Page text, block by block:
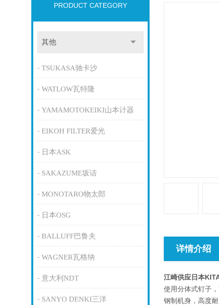
PRODUCT CATEGORY
其他
TSUKASA驰卡沙
WATLOW瓦特隆
YAMAMOTOKEIKI山本计器
EIKOH FILTER爱光
日本ASK
SAKAZUME坂诘
MONOTARO物太郎
日本OSG
BALLUFF巴鲁夫
WAGNER瓦格纳
意大利NDT
SANYO DENKI三洋
详情介绍
江崎供应日本
使用分体式钉子
钢制机身，高度